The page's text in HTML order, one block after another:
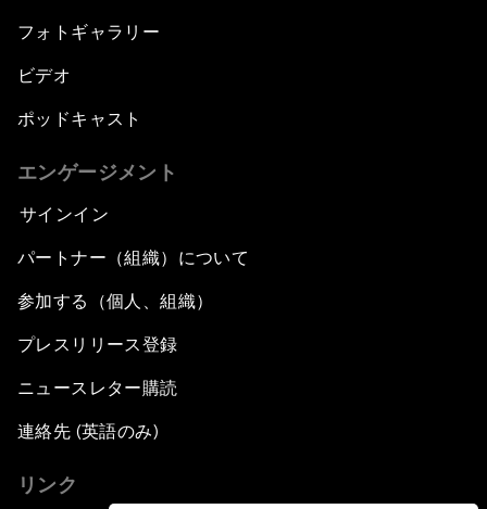
フォトギャラリー
ビデオ
ポッドキャスト
エンゲージメント
サインイン
パートナー（組織）について
参加する（個人、組織）
プレスリリース登録
ニュースレター購読
連絡先 (英語のみ)
リンク